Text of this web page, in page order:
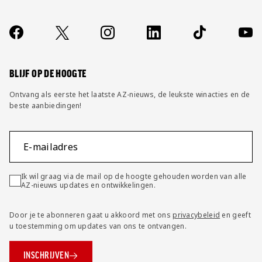
Contact
FAQ
Socials
https://www.facebook.com/AZAlkmaar
X Instagram LinkedIn TikTok
BLIJF OP DE HOOGTE
Ontvang als eerste het laatste AZ-nieuws, de leukste winacties en de
beste aanbiedingen!
E-mailadres
Ik wil graag via de mail op de hoogte gehouden worden van alle
AZ-nieuws updates en ontwikkelingen.
Door je te abonneren gaat u akkoord met onsprivacybeleid en geeft
u toestemming om updates van ons te ontvangen.
INSCHRIJVEN